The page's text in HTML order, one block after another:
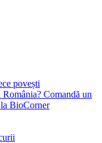
povești
Comandă un
la BioCorner